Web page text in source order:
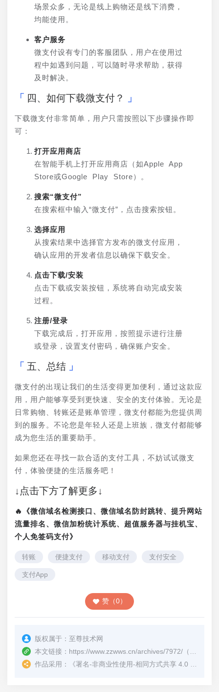
场景众多，无论是线上购物还是线下消费，
均能使用。
客户服务
微支付设有专门的客服团队，用户在使用过
程中如遇到问题，可以随时寻求帮助，获得
及时解决。
四、如何下载微支付？
下载微支付非常简单，用户只需按照以下步骤操作即
可：
打开应用商店
在智能手机上打开应用商店（如Apple App
Store或Google Play Store）。
搜索“微支付”
在搜索框中输入“微支付”，点击搜索按钮。
选择应用
从搜索结果中选择官方发布的微支付应用，
确认应用的开发者信息以确保下载安全。
点击下载/安装
点击下载或安装按钮，系统将自动完成安装
过程。
注册/登录
下载完成后，打开应用，按照提示进行注册
或登录，设置支付密码，确保账户安全。
五、总结
微支付的出现让我们的生活变得更加便利，通过这款应
用，用户能够享受到更快速、安全的支付体验。无论是
日常购物、转账还是账单管理，微支付都能为您提供周
到的服务。不论您是年轻人还是上班族，微支付都能够
成为您生活的重要助手。
如果您还在寻找一款合适的支付工具，不妨试试微支
付，体验便捷的生活服务吧！
↓点击下方了解更多↓
🔥《微信域名检测接口、微信域名防封跳转、提升网站
流量排名、微信加粉统计系统、超值服务器与挂机宝、
个人免签码支付》
转账 便捷支付 移动支付 支付安全
支付App
赞（0）
版权属于： 至尊技术网
本文链接： https://www.zzwws.cn/archives/7972/ （转载时请注明本文出处及文章链接）
作品采用：
《署名-非商业性使用-相同方式共享 4.0 国际 (CC BY-NC-SA 4.0)